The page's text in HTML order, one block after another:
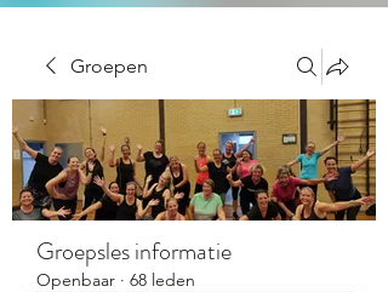
Groepen
Groepsles informatie
Openbaar · 68 leden